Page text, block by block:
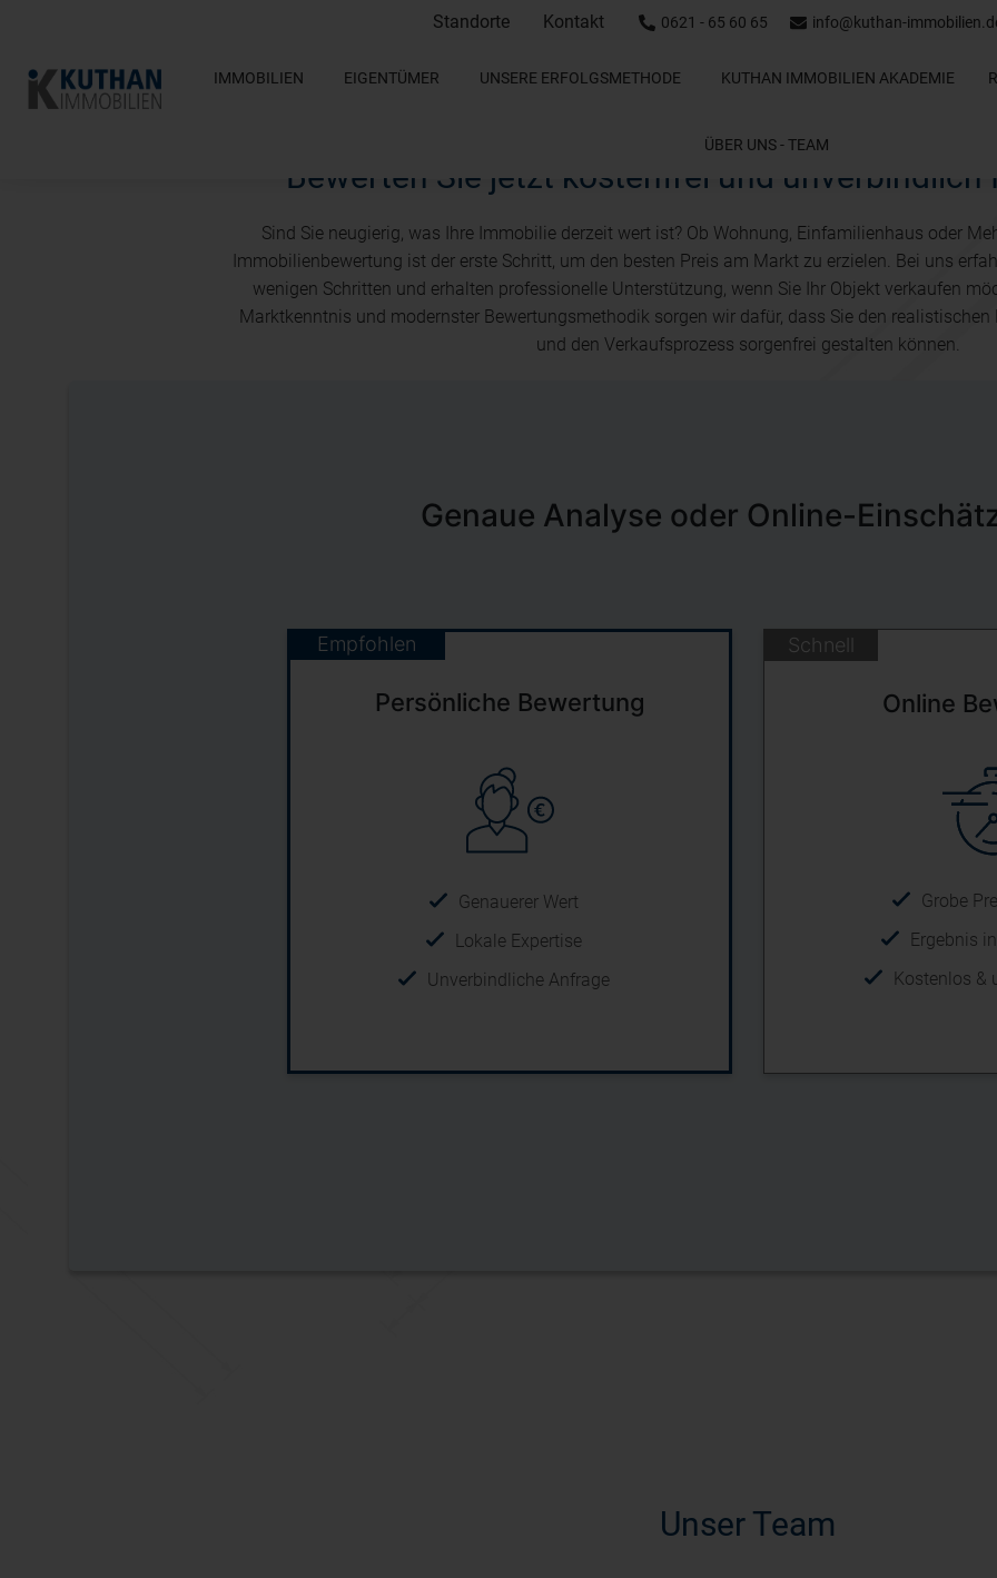
Standorte Kontakt 0621 - 65 60 65 info@kuthan-
IMMOBILIEN EIGENTÜMER UNSERE ERFOLGSMETHODE KUTHAN IMMOBILIEN AKADEMIE
ÜBER UNS - TEAM
Bewerten Sie jetzt kostenfrei und unverbindlich
Sind Sie neugierig, was Ihre Immobilie derzeit wert ist? Ob Wohnung, Einfamilienhaus oder
Immobilienbewertung ist der erste Schritt, um den besten Preis am Markt zu erzielen. Bei uns
wenigen Schritten und erhalten professionelle Unterstützung, wenn Sie Ihr Objekt verkaufen
Marktkenntnis und modernster Bewertungsmethodik sorgen wir dafür, dass Sie den
und den Verkaufsprozess sorgenfrei gestalten können.
Genaue Analyse oder Online-
Empfohlen
Persönliche Bewertung
Genauerer Wert
Lokale Expertise
Unverbindliche Anfrage
Schnell
Online
Grobe
Ergebnis
Kostenlos &
Unser Team